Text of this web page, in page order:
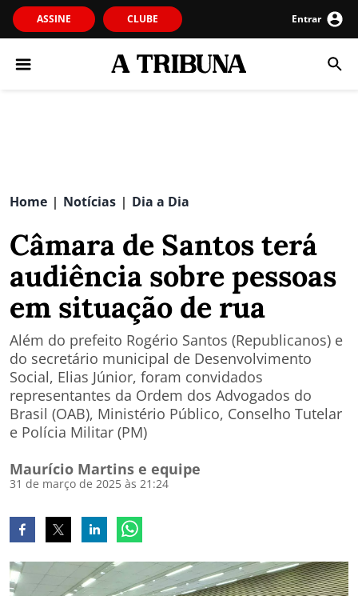
ASSINE CLUBE Entrar
Home | Notícias | Dia a Dia
Câmara de Santos terá
audiência sobre pessoas
em situação de rua
Além do prefeito Rogério Santos (Republicanos) e
do secretário municipal de Desenvolvimento
Social, Elias Júnior, foram convidados
representantes da Ordem dos Advogados do
Brasil (OAB), Ministério Público, Conselho Tutelar
e Polícia Militar (PM)
Maurício Martins e equipe
31 de março de 2025 às 21:24